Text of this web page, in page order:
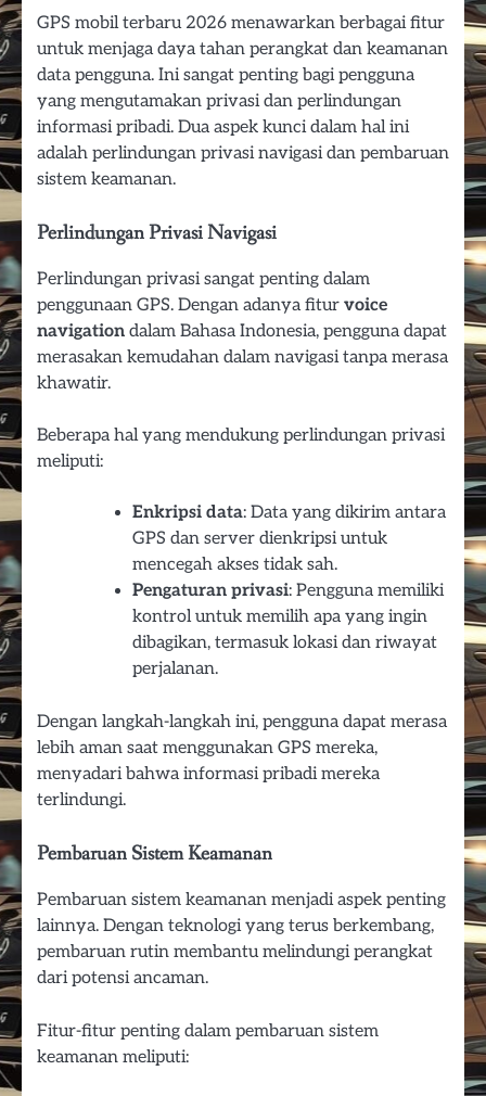
GPS mobil terbaru 2026 menawarkan berbagai fitur
untuk menjaga daya tahan perangkat dan keamanan
data pengguna. Ini sangat penting bagi pengguna
yang mengutamakan privasi dan perlindungan
informasi pribadi. Dua aspek kunci dalam hal ini
adalah perlindungan privasi navigasi dan pembaruan
sistem keamanan.
Perlindungan Privasi Navigasi
Perlindungan privasi sangat penting dalam
penggunaan GPS. Dengan adanya fitur voice
navigation dalam Bahasa Indonesia, pengguna dapat
merasakan kemudahan dalam navigasi tanpa merasa
khawatir.
Beberapa hal yang mendukung perlindungan privasi
meliputi:
Enkripsi data: Data yang dikirim antara
GPS dan server dienkripsi untuk
mencegah akses tidak sah.
Pengaturan privasi: Pengguna memiliki
kontrol untuk memilih apa yang ingin
dibagikan, termasuk lokasi dan riwayat
perjalanan.
Dengan langkah-langkah ini, pengguna dapat merasa
lebih aman saat menggunakan GPS mereka,
menyadari bahwa informasi pribadi mereka
terlindungi.
Pembaruan Sistem Keamanan
Pembaruan sistem keamanan menjadi aspek penting
lainnya. Dengan teknologi yang terus berkembang,
pembaruan rutin membantu melindungi perangkat
dari potensi ancaman.
Fitur-fitur penting dalam pembaruan sistem
keamanan meliputi: